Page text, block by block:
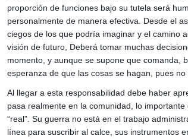
proporción de funciones bajo su tutela será
personalmente de manera efectiva. Desde el
ciegos de los que podría imaginar y el camino
visión de futuro, Deberá tomar muchas
momento, y aunque se supone que comanda,
esperanza de que las cosas se hagan, pues
Al llegar a esta responsabilidad debe haber
pasa realmente en la comunidad, lo
“real”. Su guerra no está en el trabajo
línea para suscribir al calce, sus instrumentos